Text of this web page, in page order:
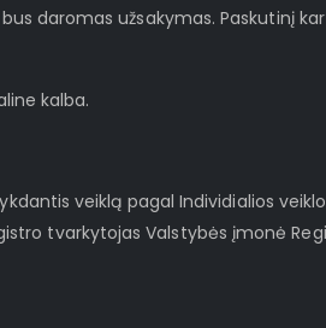
daromas užsakymas. Paskutinį
kalba.
veiklą pagal Individialios
tvarkytojas Valstybės įmonė